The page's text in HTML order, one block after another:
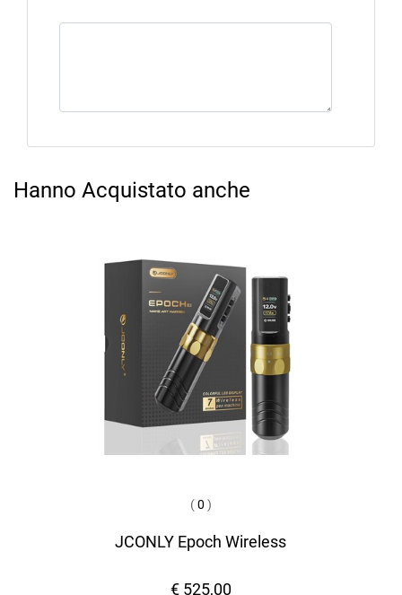
Hanno Acquistato anche
(0 )
JCONLY Epoch Wireless
€ 525,00